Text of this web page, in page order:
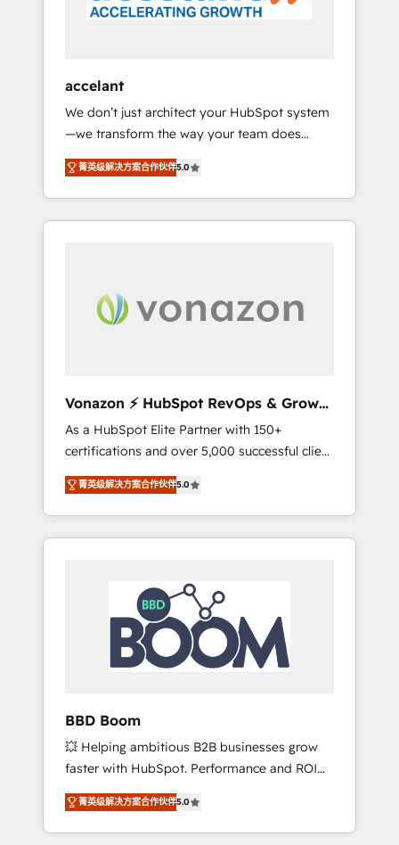
record that speaks for itself. One company,
Singapore, and South Africa. Certified
compliant with ISO/IEC 27001:2022 and ISO
9001:2015 across all seven international
offices and 175+ employees.
accelant
We don’t just architect your HubSpot system
—we transform the way your team does
business. As an Elite HubSpot Solutions
Partner, we specialize in creating tailored,
end-to-end CRM solutions that accelerate
growth, improve operational efficiency, and
time to deeply understand your unique
needs, crafting custom strategies that deliver
responsiveness, and ongoing support, we
equip your team to adopt new systems with
confidence and achieve a unified, data-
driven approach to customer engagement.
菁英级解决方案合作伙伴5.0
Vonazon ⚡ HubSpot RevOps & Growth
Strategy Experts
As a HubSpot Elite Partner with 150+
certifications and over 5,000 successful client
engagements, Vonazon turns marketing
complexity into measurable, scalable growth.
From onboarding to enterprise-grade
campaigns, our in-house team builds scalable
HubSpot Integration & Optimization •
Seamless CRM, CMS, and automation setup •
Complex platform migrations and data
cleanups • Custom APIs and third-party
integrations 📈 End-to-End Revenue
tools and CRM optimization • Retention
strategies with customer journey mapping 🏅
Elite-Level HubSpot Execution • 750+
onboardings and 2,000+ implementations •
Deep expertise across marketing, sales, and
service hubs • Built-in flexibility for startups
菁英级解决方案合作伙伴5.0
BBD Boom
💥 Helping ambitious B2B businesses grow
faster with HubSpot. Performance and ROI
focused. 💥 BBD Boom is the HubSpot
partner that can help you to HubSpot Better.
We work with your teams to solve all your
菁英级解决方案合作伙伴5.0